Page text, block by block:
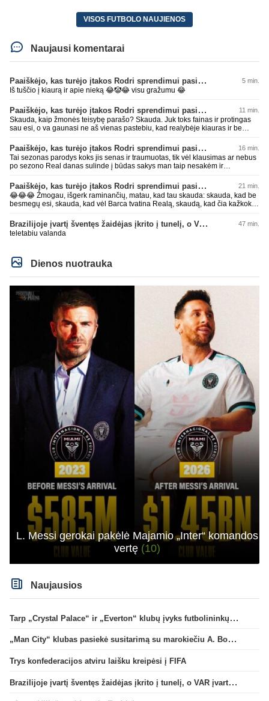
VISOS FUTBOLO NAUJIENOS
Naujausi komentarai
Paaiškėjo, kas turėjo įtakos Rodri sprendimui pasirinkti Barselonos pusę 5 min.
Iš tuščio į kiaurą ir apie nieką 😂🤡😂 visu gražumu 😂
Paaiškėjo, kas turėjo įtakos Rodri sprendimui pasirinkti Barselonos pusę 11 min.
Skauda, kaip žmonės teisybę parašo? Skauda. Juk toks fainas ir protingas
sau esi, o va gaunasi ne aš vienas pastebiu, kad realybėje kiauras ir be
nei kas kitas 😂😂😂 Per mažai tos mėlynos ar žalios pievos apkakojai
kurioje kaip avinas lakstai... per mažai bičiuli... 💩💩💩
Paaiškėjo, kas turėjo įtakos Rodri sprendimui pasirinkti Barselonos pusę 16 min.
Tai sezonas parodys koks jis senas ir traumuotas, tik vėl klausimas ar nebus
po sezono Real danas sulinde į būdas sakys man taip nesakėm ir
degraduoja su tais išsivartymais. Gal todėl ir problema, kad tiek pats klubas,
tiek jo fanai begalviai ir užtat titulų badas jau 2 metai iš eilės, žiūrėsim ar ir
trečiam nebus taip. O kiti klubai savo darbus daro, o ne tuščiai čia 💩
palikinėja ant kurių patys paskui paslysta.
Paaiškėjo, kas turėjo įtakos Rodri sprendimui pasirinkti Barselonos pusę 21 min.
😂😂😂 Žmogau, išgerk raminančių, matau, kad tau skauda: skauda, kad be
besmegų esi, skauda, kad vėl Barca tvatina Realą, skaudą, kad čia kažkoks
nepatare ką daryti, pyksti, nes pačio galva tuščia ir toliau mynkai įžeidinėjimų
kortą. Ech, žmogau, žmogau... geriau tu būtųm patylėjelęs. P.S. Taip žinau
kaip veikia AI, todėl ir sugebu jį sudurninti, ne kartą jau tai pavyko. O tu kaip
Sėkmės, bičiuli, matau, kad toliau bus tik drgradavimas pačio, užtenka ir taip
koks blemba skyrtumas.... besmegenų esantis avinas ir bus tik avinas... daug
čia apie save balvone prirašei. Gėda man už tave. Toks iš retesnių bukumo
esi čia.
Brazilijoje įvartį šventęs žaidėjas įkrito į tunelį, o VAR įvartį atšaukė 47 min.
teletabiu valanda
Dienos nuotrauka
L. Messi gerokai pakėlė Majamio „Inter“ komandos
vertę (10)
Naujausios
Tarp „Crystal Palace“ ir „Everton“ klubų įvyks futbolininkų mainai
„Man City“ klubas pasiekė susitarimą su marokiečiu A. Bouaddi
Trys konfederacijos atviru laišku kreipėsi į FIFA
Brazilijoje įvartį šventęs žaidėjas įkrito į tunelį, o VAR įvartį atšaukė